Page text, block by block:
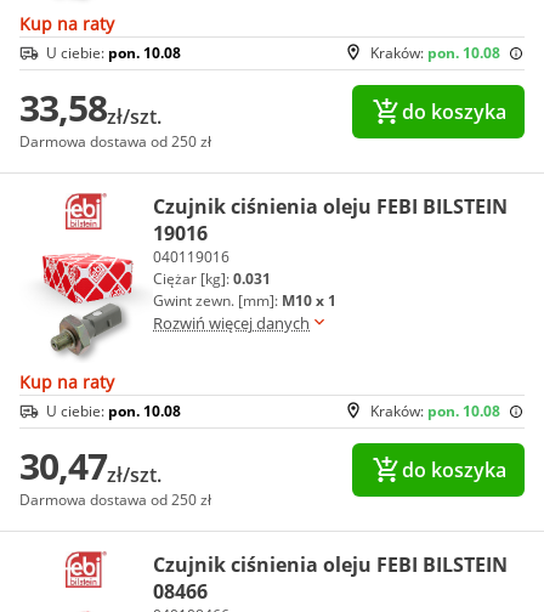
Kup na raty
Kraków: pon. 10.08
U ciebie: pon. 10.08
33,58zł/szt.
Darmowa dostawa od 250 zł
do koszyka
Czujnik ciśnienia oleju FEBI BILSTEIN
19016
040119016
Ciężar [kg]:0.031
Gwint zewn. [mm]: M10 x 1
Rozwiń więcej danych
Kup na raty
Kraków: pon. 10.08
U ciebie: pon. 10.08
30,47zł/szt.
Darmowa dostawa od 250 zł
do koszyka
Czujnik ciśnienia oleju FEBI BILSTEIN
08466